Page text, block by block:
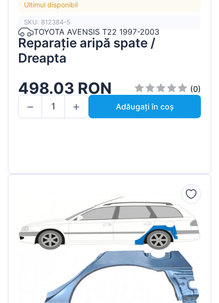
Ultimul disponibil
SKU: 812384-5
TOYOTA AVENSIS T22 1997-2003
Reparație aripă spate /
Dreapta
498.03 RON
(0)
Adăugați în coș